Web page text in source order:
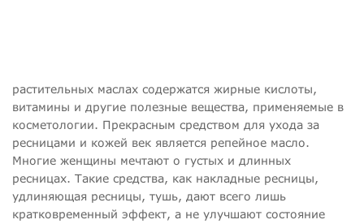
растительных маслах содержатся жирные кислоты,
витамины и другие полезные вещества, применяемые в
косметологии. Прекрасным средством для ухода за
ресницами и кожей век является репейное масло.
Многие женщины мечтают о густых и длинных
ресницах. Такие средства, как накладные ресницы,
удлиняющая ресницы, тушь, дают всего лишь
кратковременный эффект, а не улучшают состояние